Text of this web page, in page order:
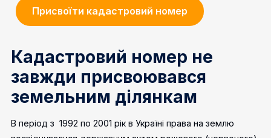
Присвоїти кадастровий номер
Кадастровий номер не
завжди присвоювався
земельним ділянкам
В період з 1992 по 2001 рік в Україні права на землю